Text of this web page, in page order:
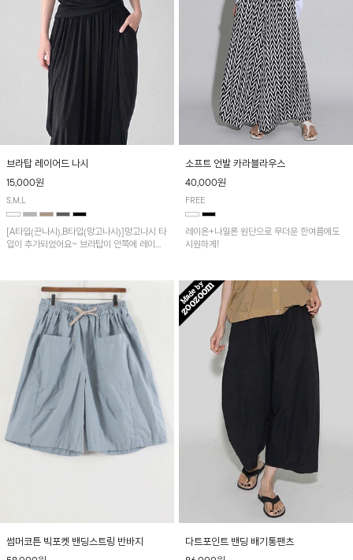
브라탑 레이어드 나시
15,000원
S,M,L
[A타입(끈나시),B타입(망고나시)]망고나시 타
입이 추가되었어요~ 브라탑이 안쪽에 레이어
소프트 언발 카라블라우스
40,000원
FREE
레이온+나일론 원단으로 무더운 한여름에도
시원하게!
썸머코튼 빅포켓 밴딩스트링 반바지
다트포인트 밴딩 배기통팬츠